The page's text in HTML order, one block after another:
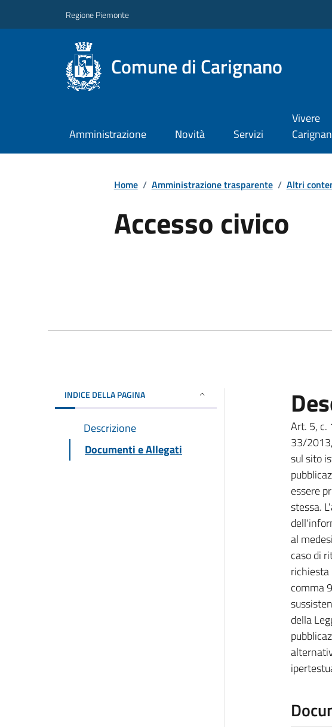
Regione Piemonte
Comune di Carignano
Amministrazione Novità Servizi
Vivere
Home / Amministrazione trasparente / Altri
Accesso civico
INDICE DELLA PAGINA
Descrizione
Documenti e Allegati
Art. 5, c.
33/
sul sito
essere
stessa.
al
caso di
comma
della